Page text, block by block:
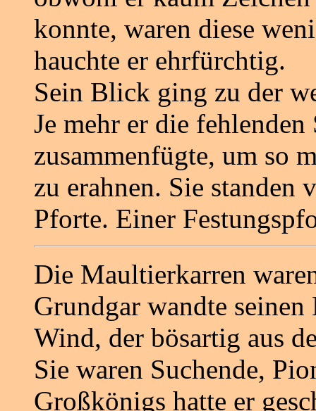
konnte, waren diese
hauchte er ehrfürchtig.
Sein Blick ging zu der
Je mehr er die
zusammenfügte, um so
zu erahnen. Sie standen
Pforte. Einer
Die Maultierkarren
Grundgar wandte
Wind, der bösartig aus
Sie waren Suchende,
Großkönigs hatte er